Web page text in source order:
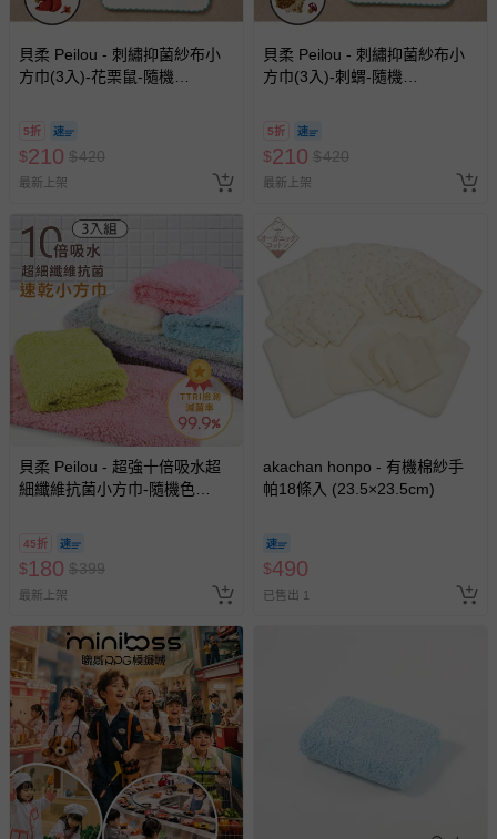
貝柔 Peilou - 刺繡抑菌紗布小
方巾(3入)-花栗鼠-隨機
5折
$210 $420
最新上架
貝柔 Peilou - 刺繡抑菌紗布小
方巾(3入)-刺蝟-隨機
5折
$210 $420
最新上架
貝柔 Peilou - 超強十倍吸水超
細纖維抗菌小方巾-隨機色
45折
$180 $399
最新上架
akachan honpo - 有機棉紗手
帕18條入 (23.5×23.5cm)
$490
已售出 1